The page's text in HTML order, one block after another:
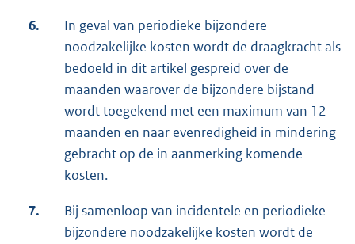
6.
In geval van periodieke bijzondere
noodzakelijke kosten wordt de draagkracht als
bedoeld in dit artikel gespreid over de
maanden waarover de bijzondere bijstand
wordt toegekend met een maximum van 12
maanden en naar evenredigheid in mindering
gebracht op de in aanmerking komende
kosten.
7.
Bij samenloop van incidentele en periodieke
bijzondere noodzakelijke kosten wordt de